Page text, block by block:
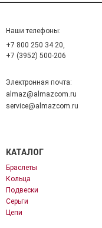
Наши телефоны:
+7 800 250 34 20,
+7 (3952) 500-206
Электронная почта:
almaz@almazcom.ru
service@almazcom.ru
КАТАЛОГ
Браслеты
Кольца
Подвески
Серьги
Цепи